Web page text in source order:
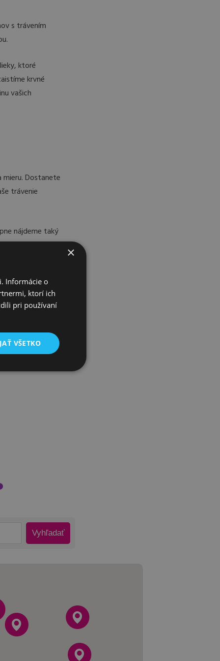
s trávením
ktoré
krvné
vašich
Dostanete
trávenie
nájdeme taký
zbaví tráviacich
netrápili.
Vyhľadať
×
Informácie o
ktorí ich
pri používaní
VŠETKO